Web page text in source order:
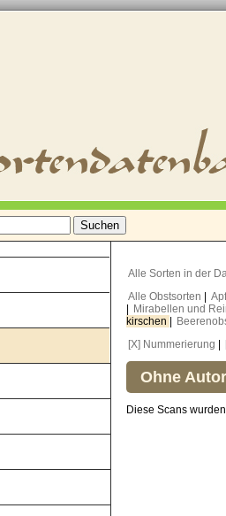
Alle Sorten in der
Alle Obstsorten
Mirabellen und
kirschen
[X] Nummerierung
Ohne
Diese Scans